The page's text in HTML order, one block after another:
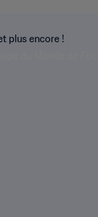
plus encore !